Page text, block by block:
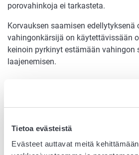
Tietoa evästeistä
Evästeet auttavat meitä kehittämään
porovahinkoja ei tarkasteta.
Korvauksen saamisen edellytyksenä
vahingonkärsijä on käytettävissään
keinoin pyrkinyt estämään vahingon
laajenemisen.
Viljelysvahingosta voidaan korvata
puutarha- ja taimitarhakasvien
määrä. Ruokavirasto antaa vuosittain